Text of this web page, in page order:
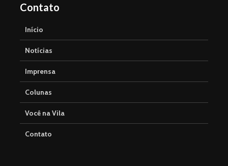
Contato
Início
Notícias
Imprensa
Colunas
Você na Vila
Contato